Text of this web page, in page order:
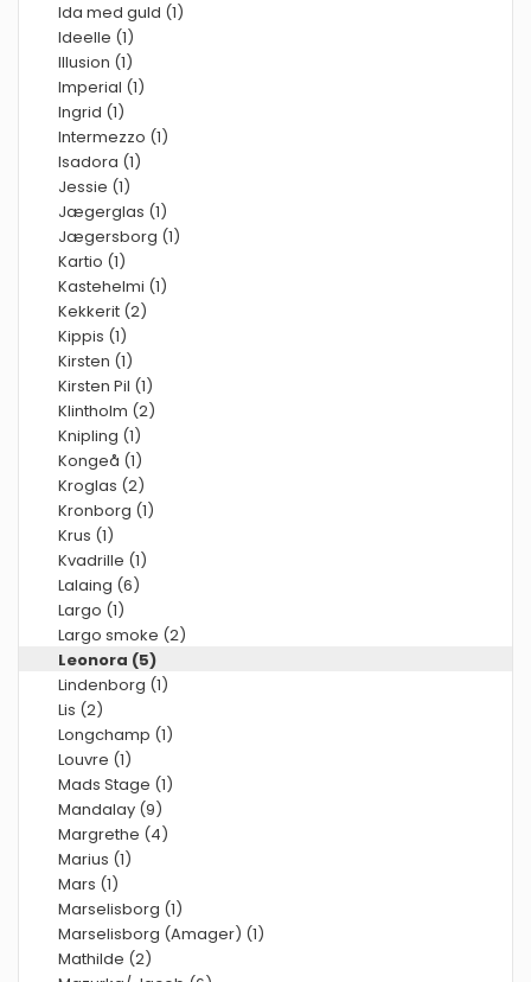
Ida med guld (1)
Ideelle (1)
Illusion (1)
Imperial (1)
Ingrid (1)
Intermezzo (1)
Isadora (1)
Jessie (1)
Jægerglas (1)
Jægersborg (1)
Kartio (1)
Kastehelmi (1)
Kekkerit (2)
Kippis (1)
Kirsten (1)
Kirsten Pil (1)
Klintholm (2)
Knipling (1)
Kongeå (1)
Kroglas (2)
Kronborg (1)
Krus (1)
Kvadrille (1)
Lalaing (6)
Largo (1)
Largo smoke (2)
Leonora (5)
Lindenborg (1)
Lis (2)
Longchamp (1)
Louvre (1)
Mads Stage (1)
Mandalay (9)
Margrethe (4)
Marius (1)
Mars (1)
Marselisborg (1)
Marselisborg (Amager) (1)
Mathilde (2)